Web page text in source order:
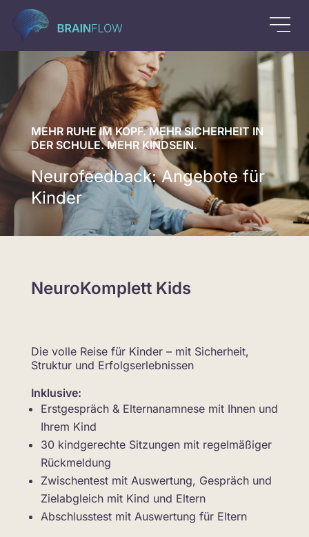
MEHR RUHE IM KOPF. MEHR SICHERHEIT IN
DER SCHULE. MEHR KINDSEIN.
Neurofeedback: Angebote für
Kinder
NeuroKomplett Kids
Die volle Reise für Kinder – mit Sicherheit,
Struktur und Erfolgserlebnissen
Inklusive:
Erstgespräch & Elternanamnese mit Ihnen und
Ihrem Kind
30 kindgerechte Sitzungen mit regelmäßiger
Rückmeldung
Zwischentest mit Auswertung, Gespräch und
Zielabgleich mit Kind und Eltern
Abschlusstest mit Auswertung für Eltern